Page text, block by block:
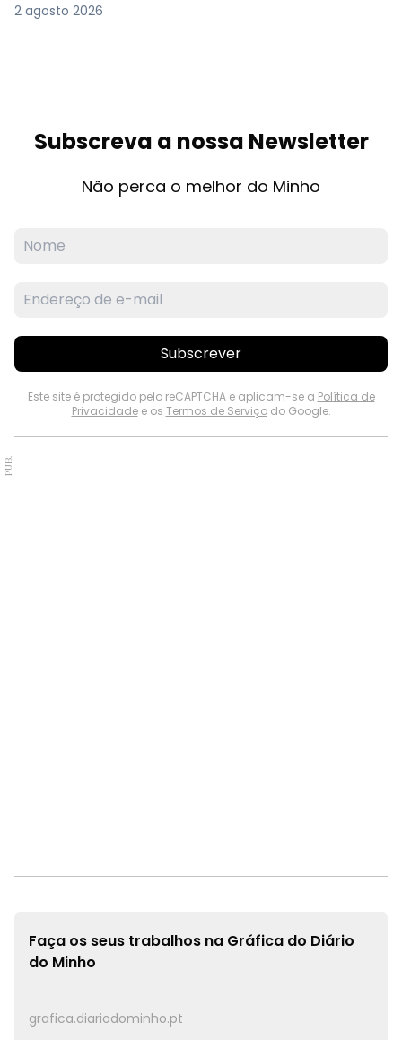
2 agosto 2026
Subscreva a nossa Newsletter
Não perca o melhor do Minho
Subscrever
Este site é protegido pelo reCAPTCHA e aplicam-se a Política de
Privacidadee os Termos de Serviçodo Google.
PUB.
Faça os seus trabalhos na Gráfica do Diário
do Minho
grafica.diariodominho.pt